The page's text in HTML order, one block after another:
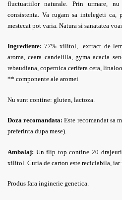
fluctuatiilor naturale. Prin urmare,
consistenta. Va rugam sa intelegeti ca,
mestecat pot varia. Natura si sanatatea
Ingrediente:77% xilitol, extract de
aroma, ceara candelilla, gyma acacia
rebaudiana, copernica cerifera cera,
** componente ale aromei
Nu sunt contine: gluten, lactoza.
Doza recomandata:Este recomandat sa
preferinta dupa mese).
Ambalaj: Un flip top contine 20 drajeuri
xilitol. Cutia de carton este reciclabila, iar
Produs fara inginerie genetica.